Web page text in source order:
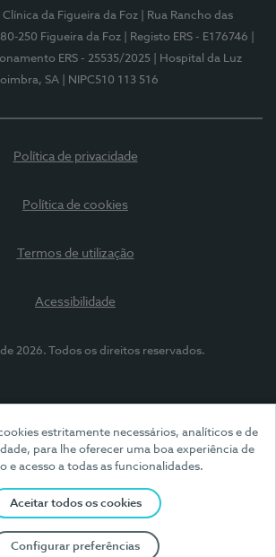
estritamente necessários, analíticos e de
para lhe oferecer uma boa experiência de
e acesso a todas as funcionalidades.
Aceitar todos os cookies
Configurar preferências
da Figueira da Foz
| Rua Rancho das
250 Figueira da Foz
| Registo ERS - E176746
ERS - 25535/2025
| Hospital da Luz
SA
| NIPC510 113 516
Política de privacidade
Política de cookies
Termos de utilização
Acessibilidade
2026. Todos os direitos reservados.